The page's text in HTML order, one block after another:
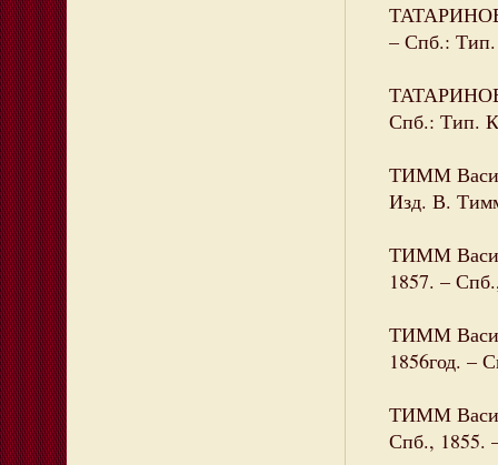
ТАТАРИНОВ
– Спб.: Тип.
ТАТАРИНОВ
Спб.: Тип.
ТИММ
Изд. В.
ТИММ
1857. –
ТИММ
1856год. –
ТИММ
Спб., 1855.